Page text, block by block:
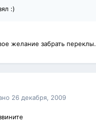
:)
желание забрать переклы.
26 декабря, 2009